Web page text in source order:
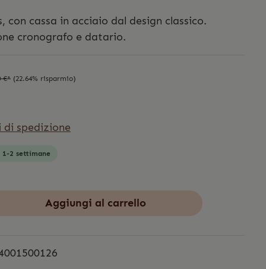
con cassa in acciaio dal design classico.
cronografo e datario.
€* (22.64% risparmio)
di spedizione
1-2 settimane
Aggiungi al carrello